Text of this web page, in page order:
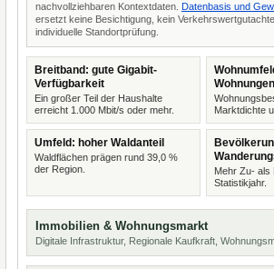
nachvollziehbaren Kontextdaten. Datenbasis und
ersetzt keine Besichtigung, kein
individuelle Standortprüfung.
Breitband: gute Gigabit-
Verfügbarkeit
Ein großer Teil der Haushalte
erreicht 1.000 Mbit/s oder mehr.
Wohnungen
Marktdichte
Umfeld: hoher Waldanteil
Waldflächen prägen rund 39,0 %
der Region.
Mehr Zu- als
Statistikjahr.
Immobilien & Wohnungsmarkt
Digitale Infrastruktur, Regionale Kaufkraft,